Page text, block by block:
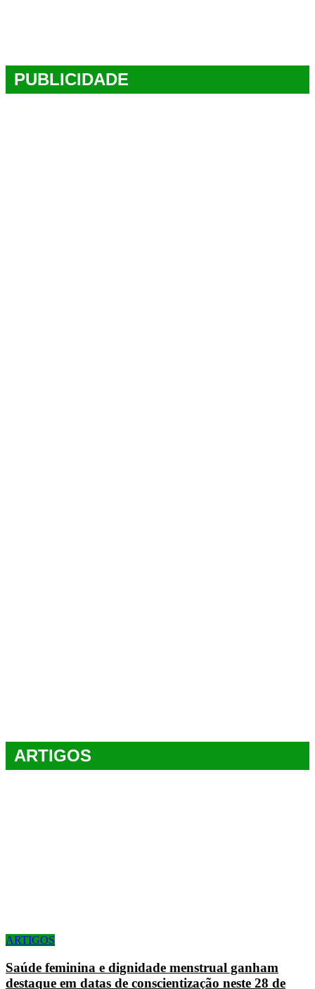
PUBLICIDADE
ARTIGOS
ARTIGOS
Saúde feminina e dignidade menstrual ganham
destaque em datas de conscientização neste 28 de